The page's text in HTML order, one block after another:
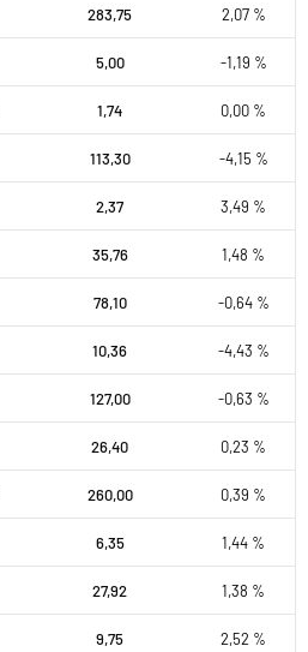
283,75 2,07 %
5,00 -1,19 %
1,74 0,00 %
113,30 -4,15 %
2,37 3,49 %
35,76 1,48 %
78,10 -0,64 %
10,36 -4,43 %
127,00 -0,63 %
26,40 0,23 %
260,00 0,39 %
6,35 1,44 %
27,92 1,38 %
9,75 2,52 %